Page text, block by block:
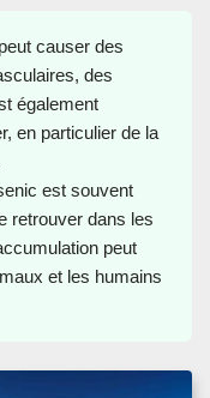
causer des
des
également
en particulier de la
est souvent
retrouver dans les
peut
et les humains